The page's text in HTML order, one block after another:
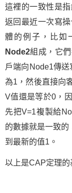
這裡的一致性是
返回最近一次寫
體的例子，比如
Node2組成，它
戶端向Node1傳
為1，然後直接向
V值還是等於0，
先把V=1複製給
的數據就是一致
到最新的值1。
以上是CAP定理的